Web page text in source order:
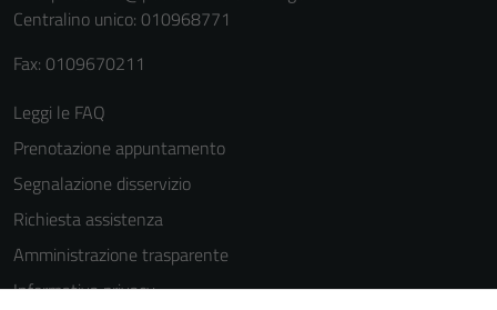
Centralino unico: 010968771
Fax: 0109670211
Leggi le FAQ
Prenotazione appuntamento
Segnalazione disservizio
Richiesta assistenza
Amministrazione trasparente
Informativa privacy
Cookie policy